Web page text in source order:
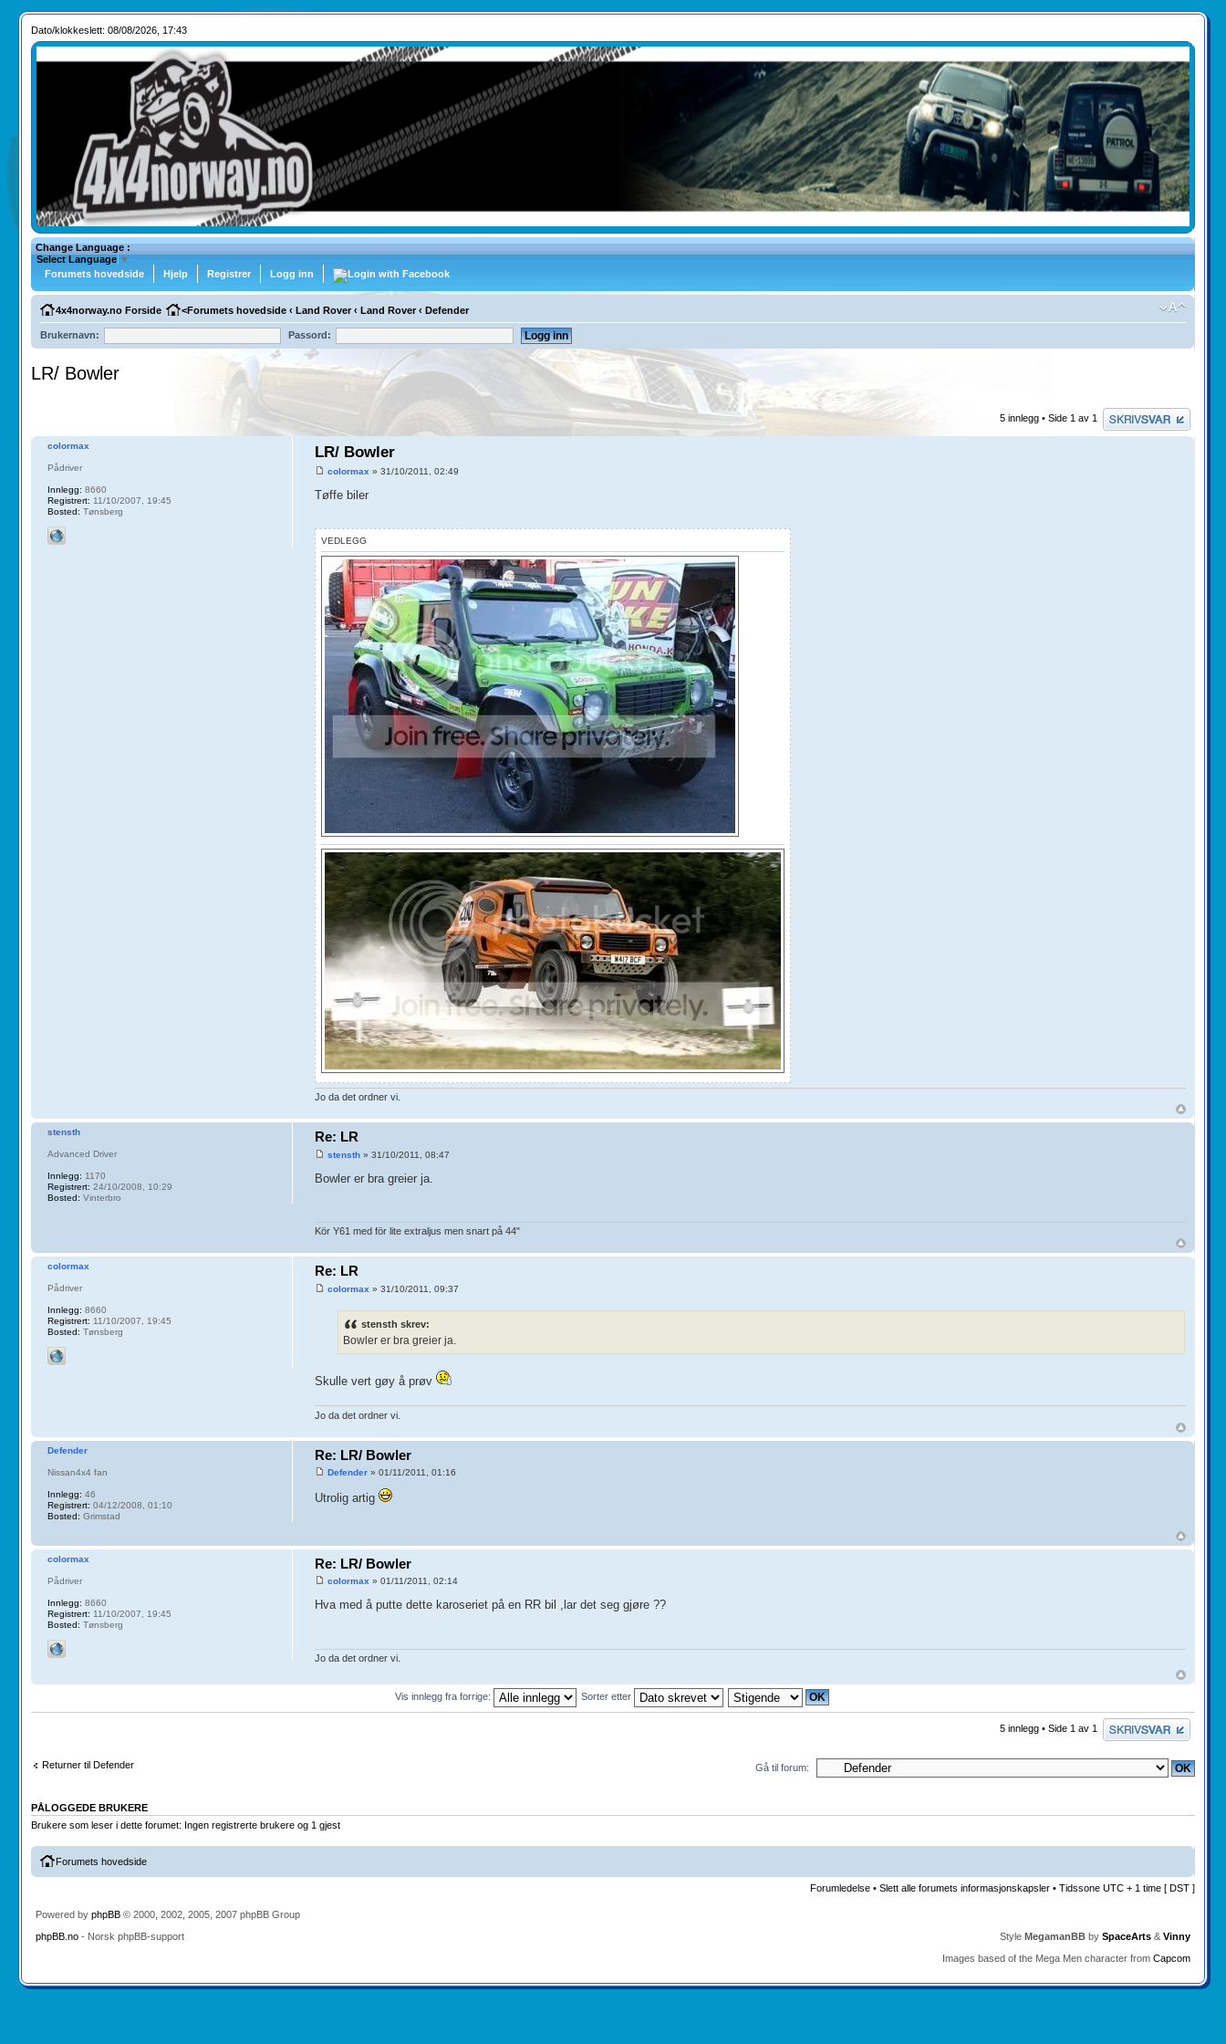
Dato/klokkeslett: 08/08/2026, 17:43
Change Language :
Select Language ▼
Forumets hovedside
Hjelp Registrer Logg inn
4x4norway.no Forside <Forumets hovedside ‹ Land Rover ‹ Land Rover ‹ Defender
Brukernavn: Passord:
LR/ Bowler
Skriv et svar
5 innlegg • Side 1 av 1
LR/ Bowler
colormax » 31/10/2011, 02:49
Tøffe biler
VEDLEGG
Jo da det ordner vi.
colormax
Pådriver
Innlegg: 8660
Registrert: 11/10/2007, 19:45
Bosted: Tønsberg
Re: LR
stensth » 31/10/2011, 08:47
Bowler er bra greier ja.
Kör Y61 med för lite extraljus men snart på 44"
stensth
Advanced Driver
Innlegg: 1170
Registrert: 24/10/2008, 10:29
Bosted: Vinterbro
Re: LR
colormax » 31/10/2011, 09:37
stensth skrev:
Bowler er bra greier ja.
Skulle vert gøy å prøv
Jo da det ordner vi.
colormax
Pådriver
Innlegg: 8660
Registrert: 11/10/2007, 19:45
Bosted: Tønsberg
Re: LR/ Bowler
Defender » 01/11/2011, 01:16
Utrolig artig
Defender
Nissan4x4 fan
Innlegg: 46
Registrert: 04/12/2008, 01:10
Bosted: Grimstad
Re: LR/ Bowler
colormax » 01/11/2011, 02:14
Hva med å putte dette karoseriet på en RR bil ,lar det seg gjøre ??
Jo da det ordner vi.
colormax
Pådriver
Innlegg: 8660
Registrert: 11/10/2007, 19:45
Bosted: Tønsberg
Vis innlegg fra forrige: Sorter etter
Skriv et svar
5 innlegg • Side 1 av 1
Returner til Defender Gå til forum:
PÅLOGGEDE BRUKERE
Brukere som leser i dette forumet: Ingen registrerte brukere og 1 gjest
Forumets hovedside
Forumledelse •Slett alle forumets informasjonskapsler • Tidssone UTC + 1 time [ DST ]
Powered by phpBB© 2000, 2002, 2005, 2007 phpBB Group
phpBB.no- Norsk phpBB-support StyleMegamanBB bySpaceArts &Vinny
Images based of the Mega Men character fromCapcom